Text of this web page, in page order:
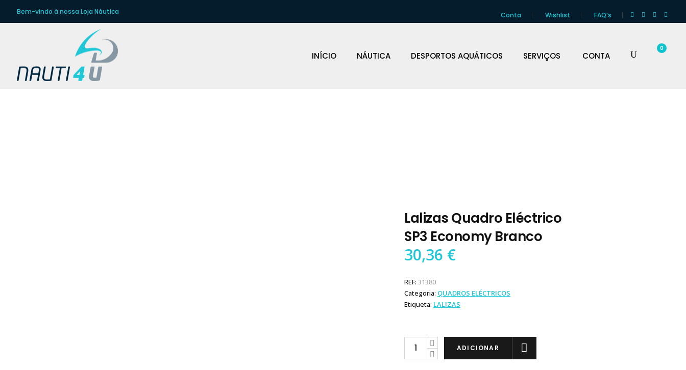
Bem-vindo à nossa Loja Náutica Conta Wishlist FAQ’s
INÍCIO NÁUTICA DESPORTOS AQUÁTICOS SERVIÇOS CONTA
0
Lalizas Quadro Eléctrico
SP3 Economy Branco
30,36 €
REF: 31380
Categoria: QUADROS ELÉCTRICOS
Etiqueta: LALIZAS
Lalizas
ADICIONAR